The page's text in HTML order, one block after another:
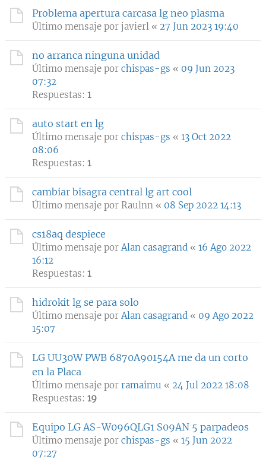
Problema apertura carcasa lg neo plasma
Último mensaje por javierl « 27 Jun 2023 19:40
no arranca ninguna unidad
Último mensaje por chispas-gs « 09 Jun 2023
07:32
Respuestas: 1
auto start en lg
Último mensaje por chispas-gs « 13 Oct 2022
08:06
Respuestas: 1
cambiar bisagra central lg art cool
Último mensaje por Raulnn « 08 Sep 2022 14:13
cs18aq despiece
Último mensaje porAlan casagrand « 16 Ago 2022
16:12
Respuestas: 1
hidrokit lg se para solo
Último mensaje porAlan casagrand « 09 Ago 2022
15:07
LG UU30W PWB 6870A90154A me da un corto
en la Placa
Último mensaje por ramaimu « 24 Jul 2022 18:08
Respuestas: 19
Equipo LG AS-W096QLG1 S09AN 5 parpadeos
Último mensaje por chispas-gs « 15 Jun 2022
07:27